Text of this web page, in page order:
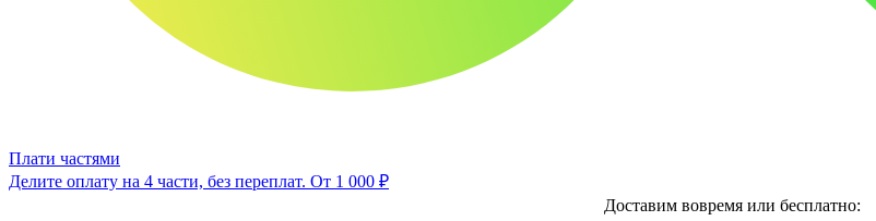
Плати частями
Делите оплату на 4 части, без переплат. От 1 000 ₽
Доставим вовремя или бесплатно: